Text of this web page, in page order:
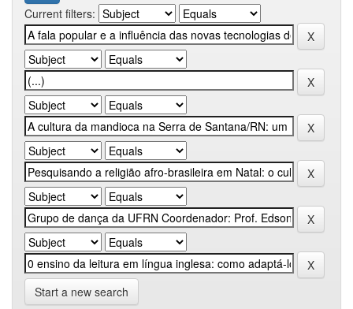
Current filters:
Start a new search